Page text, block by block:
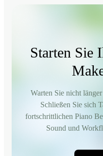
Starten Sie
Warten Sie nicht
Schließen Sie sich
fortschrittlichen Piano
Sound und